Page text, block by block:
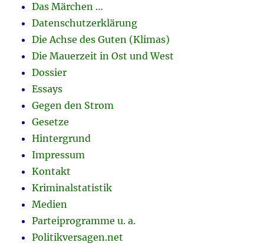
Das Märchen …
Datenschutzerklärung
Die Achse des Guten (Klimas)
Die Mauerzeit in Ost und West
Dossier
Essays
Gegen den Strom
Gesetze
Hintergrund
Impressum
Kontakt
Kriminalstatistik
Medien
Parteiprogramme u. a.
Politikversagen.net